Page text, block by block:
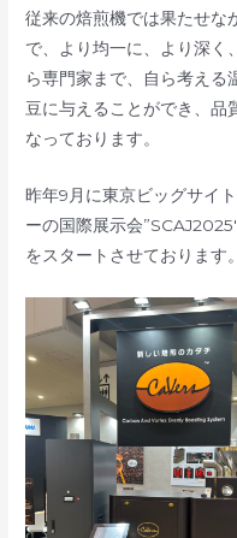
従来の焙煎機では果たせな
で、より均一に、より深く
ら専門家まで、自ら考える
豆に与えることができ、品
なっております。
昨年9月に東京ビッグサイ
ーの国際展示会
をスタートさせております。